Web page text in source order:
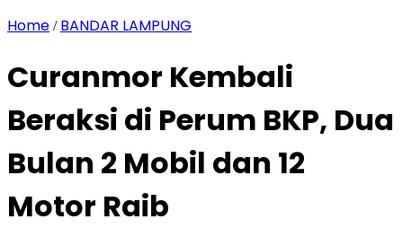
Home / BANDAR LAMPUNG
Curanmor Kembali
Beraksi di Perum BKP, Dua
Bulan 2 Mobil dan 12
Motor Raib